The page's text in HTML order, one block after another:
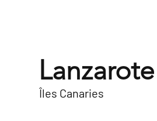
Lanzarote
Îles Canaries